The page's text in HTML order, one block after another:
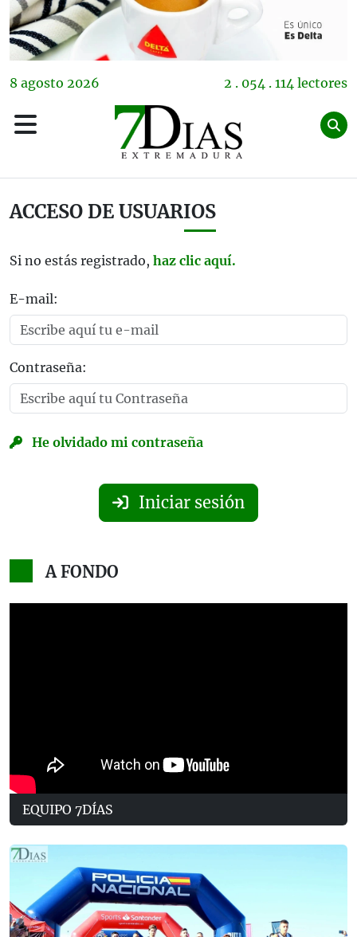
8 agosto 2026 2 . 054 . 114 lectores
ACCESO DE USUARIOS
Si no estás registrado, haz clic aquí.
E-mail:
Contraseña:
He olvidado mi contraseña
Iniciar sesión
A FONDO
EQUIPO 7DÍAS